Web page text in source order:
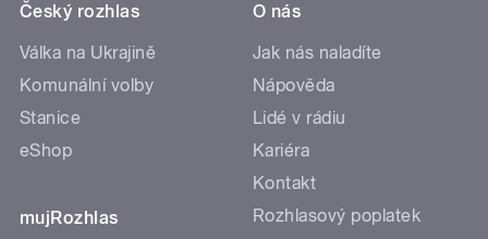
Český rozhlas
Válka na Ukrajině
Komunální volby
Stanice
eShop
mujRozhlas
O nás
Jak nás naladíte
Nápověda
Lidé v rádiu
Kariéra
Kontakt
Rozhlasový poplatek